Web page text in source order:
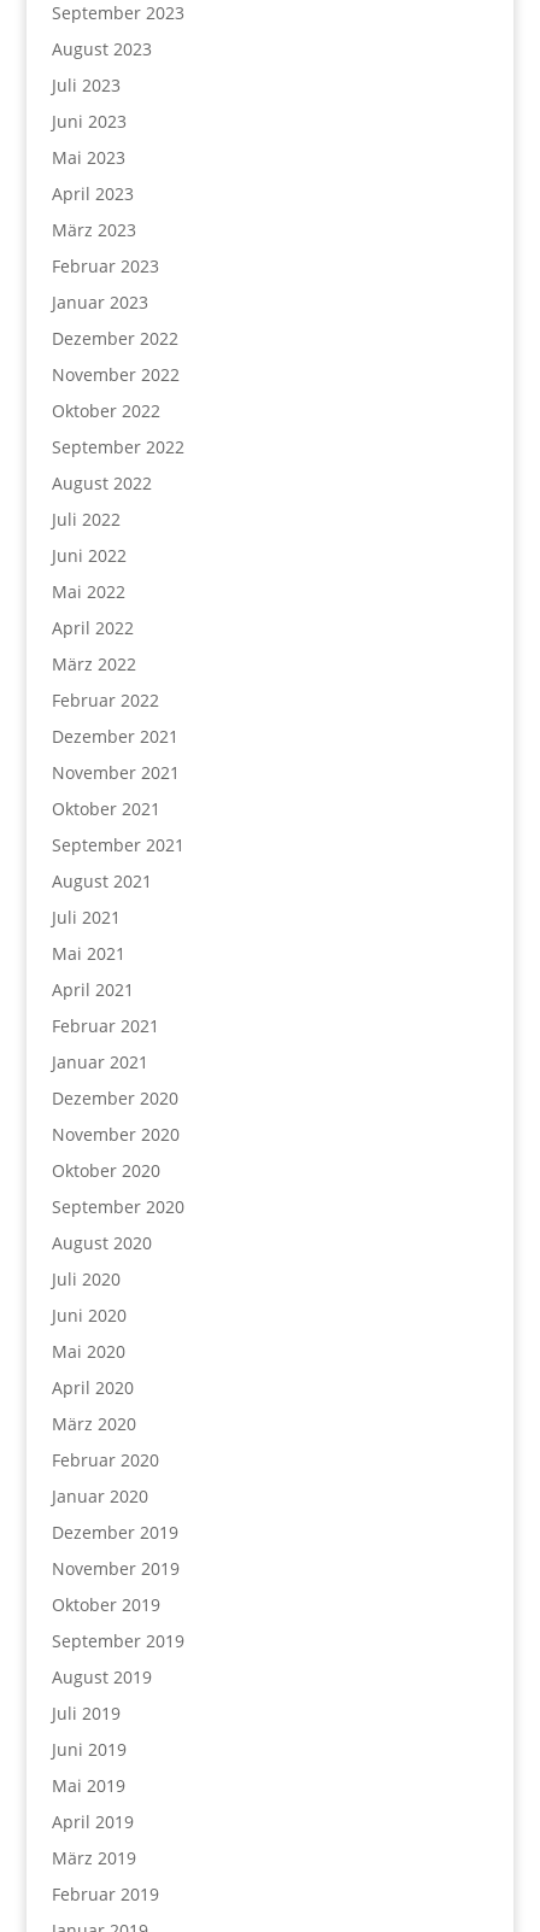
September 2023
August 2023
Juli 2023
Juni 2023
Mai 2023
April 2023
März 2023
Februar 2023
Januar 2023
Dezember 2022
November 2022
Oktober 2022
September 2022
August 2022
Juli 2022
Juni 2022
Mai 2022
April 2022
März 2022
Februar 2022
Dezember 2021
November 2021
Oktober 2021
September 2021
August 2021
Juli 2021
Mai 2021
April 2021
Februar 2021
Januar 2021
Dezember 2020
November 2020
Oktober 2020
September 2020
August 2020
Juli 2020
Juni 2020
Mai 2020
April 2020
März 2020
Februar 2020
Januar 2020
Dezember 2019
November 2019
Oktober 2019
September 2019
August 2019
Juli 2019
Juni 2019
Mai 2019
April 2019
März 2019
Februar 2019